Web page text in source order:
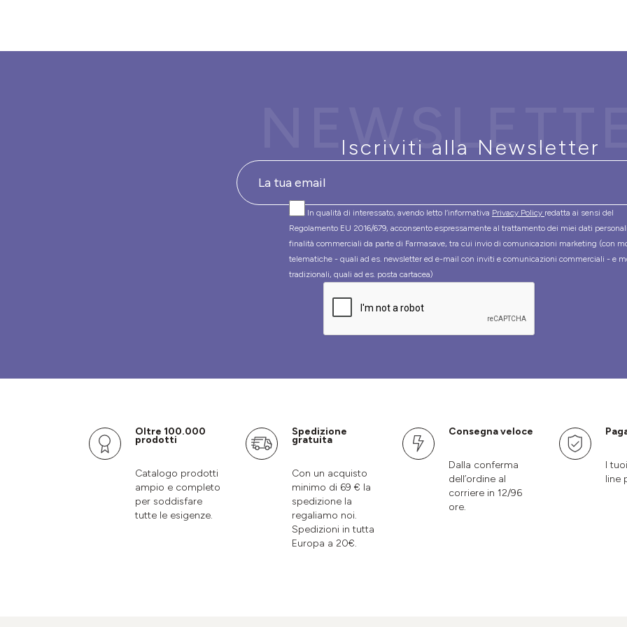
Iscriviti alla Newsletter
In qualità di interessato, avendo letto l’informativa Privacy Policy redatta ai sensi del
Regolamento EU 2016/679, acconsento espressamente al trattamento dei miei dati
finalità commerciali da parte di Farmasave, tra cui invio di comunicazioni marketing (con
telematiche - quali ad es. newsletter ed e-mail con inviti e comunicazioni commerciali - e
tradizionali, quali ad es. posta cartacea)
Oltre 100.000
prodotti
Catalogo prodotti
ampio e completo
per soddisfare
tutte le esigenze.
Spedizione
gratuita
Con un acquisto
minimo di 69 € la
spedizione la
regaliamo noi.
Spedizioni in tutta
Europa a 20€.
Consegna veloce
Dalla conferma
dell’ordine al
corriere in 12/96
ore.
I
line